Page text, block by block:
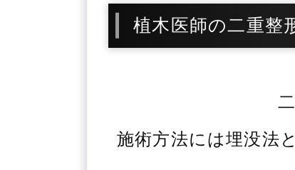
植木医師の二重整
施術方法には埋没法